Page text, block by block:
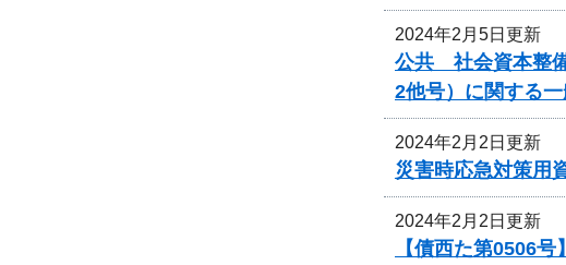
2024年2月5日更新
公共 社会資本整
2他号）に関する
2024年2月2日更新
災害時応急対策用
2024年2月2日更新
【債西た第0506